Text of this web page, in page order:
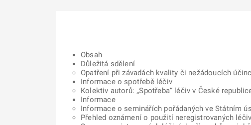
Obsah
Důležitá sdělení
Opatření při závadách kvality či nežádoucích
Informace o spotřebě léčiv
Kolektiv autorů: „Spotřeba“ léčiv v České
Informace
Informace o seminářích pořádaných ve Státním
Přehled oznámení o použití neregistrovaných